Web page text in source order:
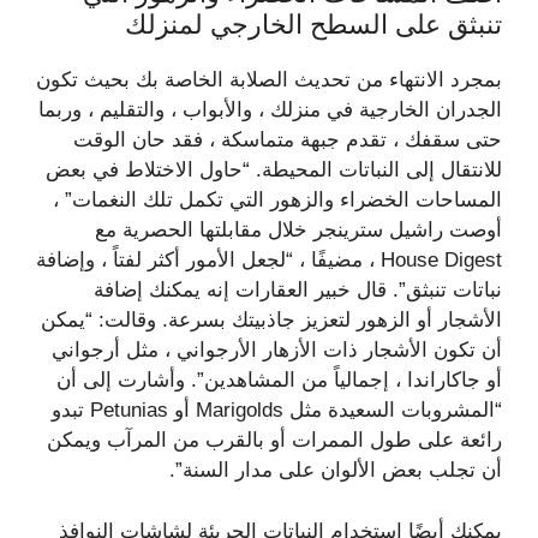
تنبثق على السطح الخارجي لمنزلك
بمجرد الانتهاء من تحديث الصلابة الخاصة بك بحيث تكون
الجدران الخارجية في منزلك ، والأبواب ، والتقليم ، وربما
حتى سقفك ، تقدم جبهة متماسكة ، فقد حان الوقت
للانتقال إلى النباتات المحيطة. “حاول الاختلاط في بعض
المساحات الخضراء والزهور التي تكمل تلك النغمات” ،
أوصت راشيل سترينجر خلال مقابلتها الحصرية مع
House Digest ، مضيفًا ، “لجعل الأمور أكثر لفتاً ، وإضافة
نباتات تنبثق”. قال خبير العقارات إنه يمكنك إضافة
الأشجار أو الزهور لتعزيز جاذبيتك بسرعة. وقالت: “يمكن
أن تكون الأشجار ذات الأزهار الأرجواني ، مثل أرجواني
أو جاكاراندا ، إجمالياً من المشاهدين”. وأشارت إلى أن
“المشروبات السعيدة مثل Marigolds أو Petunias تبدو
رائعة على طول الممرات أو بالقرب من المرآب ويمكن
أن تجلب بعض الألوان على مدار السنة”.
يمكنك أيضًا استخدام النباتات الجريئة لشاشات النوافذ